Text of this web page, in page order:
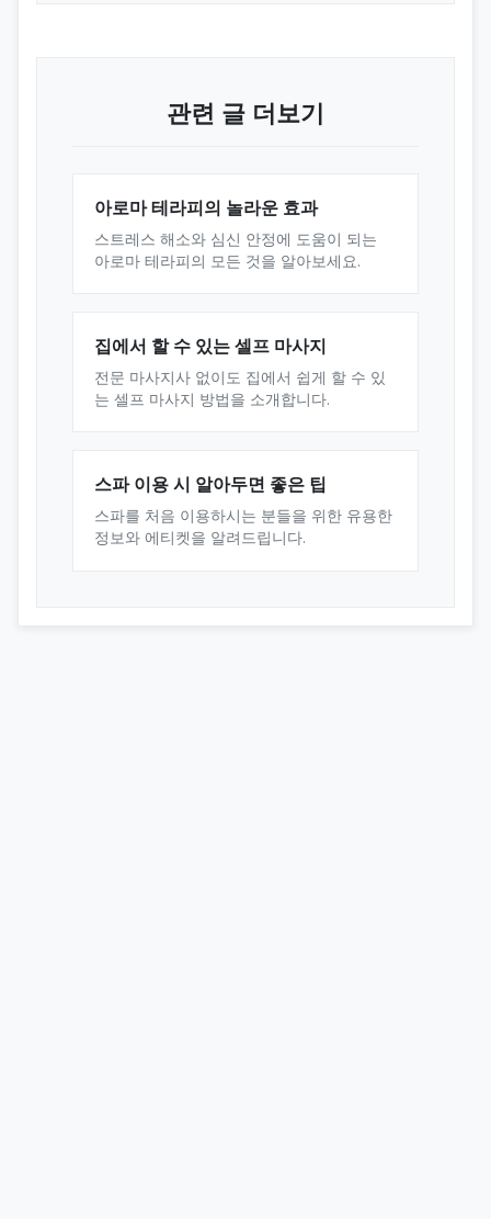
관련 글 더보기
아로마 테라피의 놀라운 효과
스트레스 해소와 심신 안정에 도움이 되는
아로마 테라피의 모든 것을 알아보세요.
집에서 할 수 있는 셀프 마사지
전문 마사지사 없이도 집에서 쉽게 할 수 있
는 셀프 마사지 방법을 소개합니다.
스파 이용 시 알아두면 좋은 팁
스파를 처음 이용하시는 분들을 위한 유용한
정보와 에티켓을 알려드립니다.